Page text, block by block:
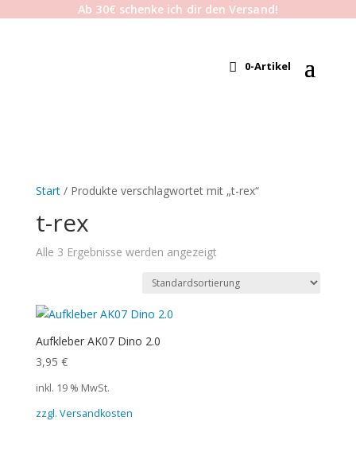
Ab 30€ schenke ich dir den Versand!
0-Artikel
Start/ Produkte verschlagwortet mit „t-rex“
t-rex
Alle 3 Ergebnisse werden angezeigt
Aufkleber AK07 Dino 2.0
3,95 €
inkl. 19 % MwSt.
zzgl. Versandkosten